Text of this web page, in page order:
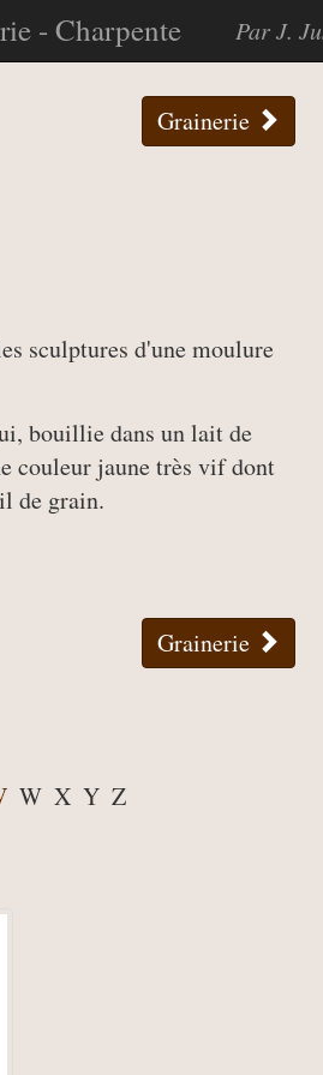
- Charpente Par J.
Grainerie
sculptures d'une moulure
bouillie dans un lait de
couleur jaune très vif dont
de grain.
Grainerie
W X Y Z